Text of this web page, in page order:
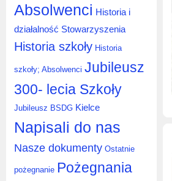
Absolwenci Historia i
działalność Stowarzyszenia
Historia szkoły Historia
szkoły; Absolwenci Jubileusz
300- lecia Szkoły
Jubileusz BSDG Kielce
Napisali do nas
Nasze dokumenty Ostatnie
pożegnanie Pożegnania